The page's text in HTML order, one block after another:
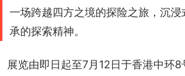
一场跨越四方之境的探险之旅，沉
承的探索精神。
展览由即日起至7月12日于香港中环